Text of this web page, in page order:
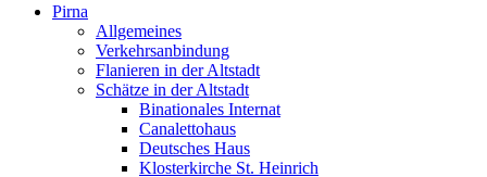
Pirna
Allgemeines
Verkehrsanbindung
Flanieren in der Altstadt
Schätze in der Altstadt
Binationales Internat
Canalettohaus
Deutsches Haus
Klosterkirche St. Heinrich